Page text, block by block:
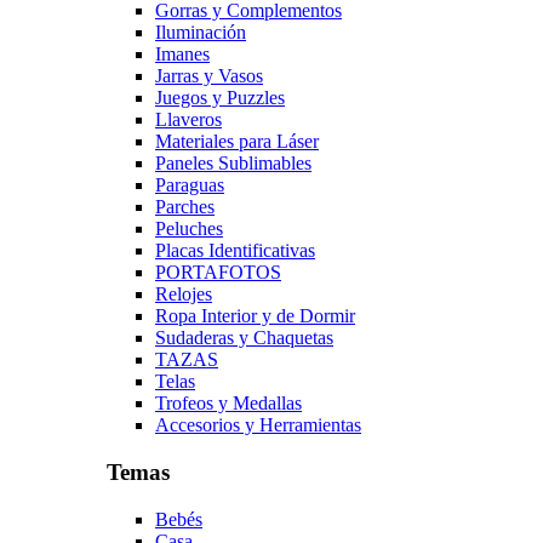
Gorras y Complementos
Iluminación
Imanes
Jarras y Vasos
Juegos y Puzzles
Llaveros
Materiales para Láser
Paneles Sublimables
Paraguas
Parches
Peluches
Placas Identificativas
PORTAFOTOS
Relojes
Ropa Interior y de Dormir
Sudaderas y Chaquetas
TAZAS
Telas
Trofeos y Medallas
Accesorios y Herramientas
Temas
Bebés